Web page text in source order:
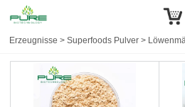
Erzeugnisse >Superfoods Pulver >